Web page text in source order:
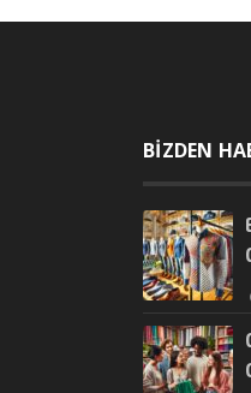
BİZDEN